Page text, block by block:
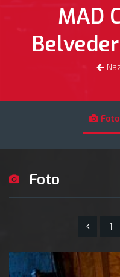
MAD
Foto
Foto
1